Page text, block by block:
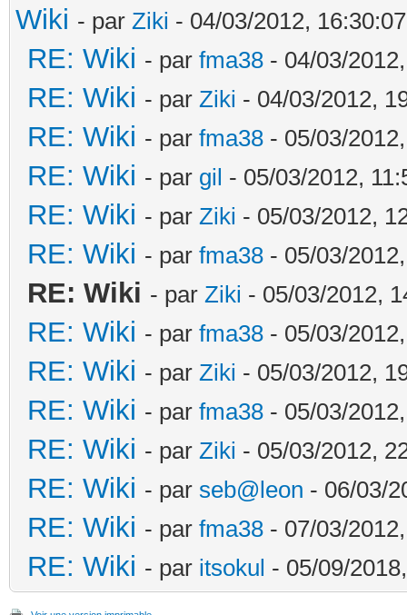
Wiki - par Ziki - 04/03/2012, 16:30:07
RE: Wiki - par fma38 - 04/03/
RE: Wiki - par Ziki - 04/03/2012,
RE: Wiki - par fma38 - 05/03/
RE: Wiki - par gil - 05/03/2012,
RE: Wiki - par Ziki - 05/03/2012,
RE: Wiki - par fma38 - 05/03/
RE: Wiki - par Ziki - 05/03/2012,
RE: Wiki - par fma38 - 05/03/
RE: Wiki - par Ziki - 05/03/2012,
RE: Wiki - par fma38 - 05/03/
RE: Wiki - par Ziki - 05/03/2012,
RE: Wiki - par seb@leon - 06/03/
RE: Wiki - par fma38 - 07/03/
RE: Wiki - par itsokul - 05/09/